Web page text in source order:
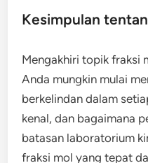
Kesimpulan
Mengakhiri topik fraksi
Anda mungkin mulai
berkelindan dalam
kenal, dan bagaimana
batasan laboratorium
fraksi mol yang tepat